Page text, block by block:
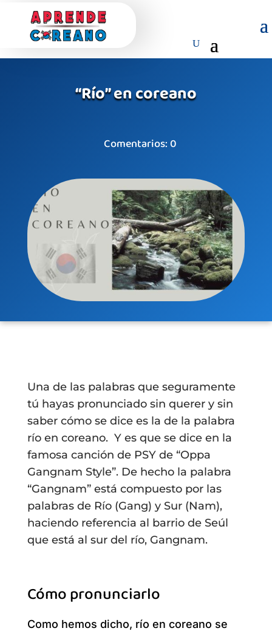
“Río” en coreano
Comentarios: 0
Una de las palabras que seguramente
tú hayas pronunciado sin querer y sin
saber cómo se dice es la de la palabra
río en coreano. Y es que se dice en la
famosa canción de PSY de “Oppa
Gangnam Style”. De hecho la palabra
“Gangnam” está compuesto por las
palabras de Río (Gang) y Sur (Nam),
haciendo referencia al barrio de Seúl
que está al sur del río, Gangnam.
Cómo pronunciarlo
Como hemos dicho, río en coreano se